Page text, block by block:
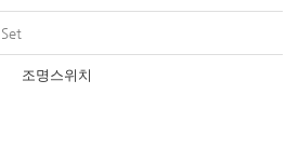
조명스위치